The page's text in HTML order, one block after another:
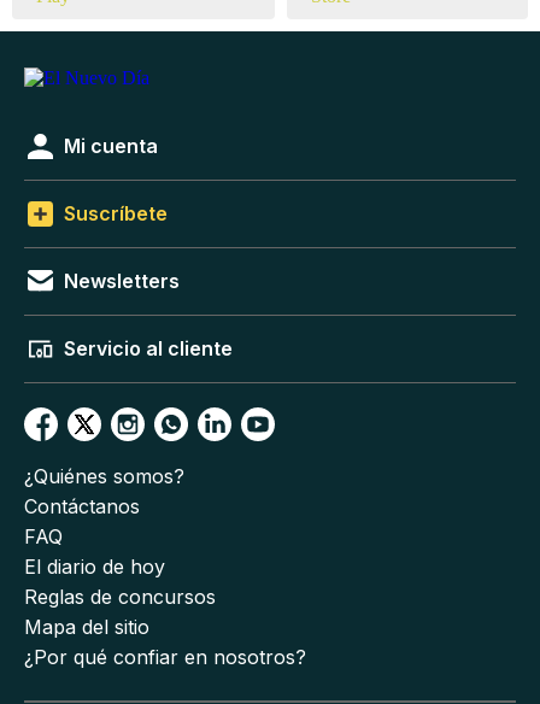
Mi cuenta
Suscríbete
Newsletters
Servicio al cliente
¿Quiénes somos?
Contáctanos
FAQ
El diario de hoy
Reglas de concursos
Mapa del sitio
¿Por qué confiar en nosotros?